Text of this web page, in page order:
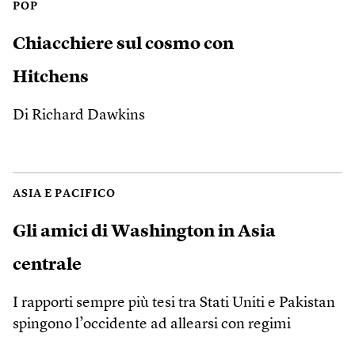
POP
Chiacchiere sul cosmo con
Hitchens
Di Richard Dawkins
ASIA E PACIFICO
Gli amici di Washington in Asia
centrale
I rapporti sempre più tesi tra Stati Uniti e Pakistan
spingono l’occidente ad allearsi con regimi